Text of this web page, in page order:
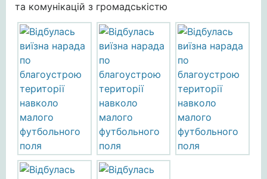
та комунікацій з громадськістю